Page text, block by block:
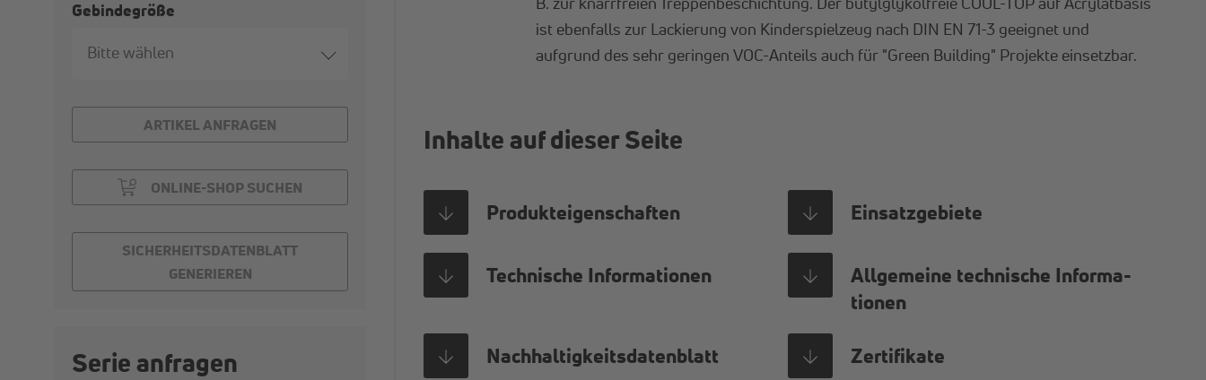
ist ebenfalls zur Lackierung von Kinderspielzeug nach DIN EN 71-3 geeignet und
aufgrund des sehr geringen VOC-Anteils auch für "Green Building" Projekte einsetzbar.
Inhalte auf dieser Seite
Pro­duk­t­ei­gen­schaf­ten Ein­satz­ge­bie­te
Tech­ni­sche In­for­ma­tio­nen
All­ge­mei­ne tech­ni­sche In­for­ma­
tio­nen
Nach­hal­tig­keits­da­ten­blatt Zer­ti­fi­ka­te
Gebindegröße
Bitte wählen
ARTIKEL ANFRAGEN
ONLINE-SHOP SUCHEN
SICHERHEITSDATENBLATT
GENERIEREN
Serie anfragen